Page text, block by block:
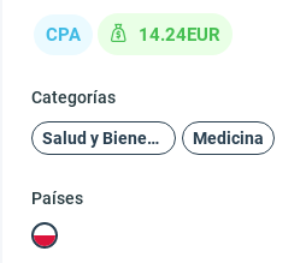
CPA 14.24EUR
Categorías
Salud y Bienestar Medicina
Países